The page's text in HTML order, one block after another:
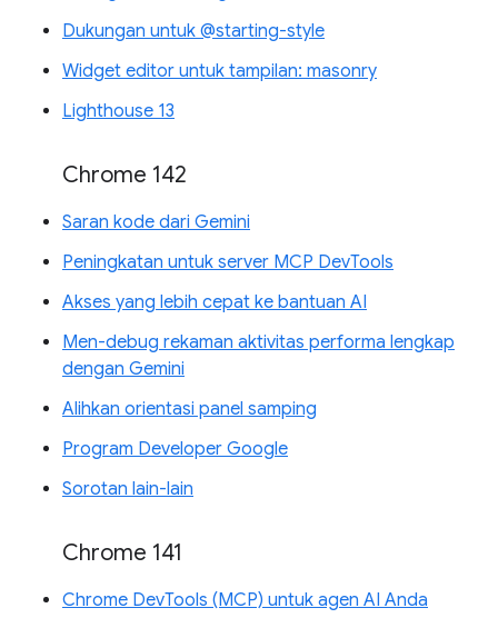
Dukungan untuk @starting-style
Widget editor untuk tampilan: masonry
Lighthouse 13
Chrome 142
Saran kode dari Gemini
Peningkatan untuk server MCP DevTools
Akses yang lebih cepat ke bantuan AI
Men-debug rekaman aktivitas performa lengkap
dengan Gemini
Alihkan orientasi panel samping
Program Developer Google
Sorotan lain-lain
Chrome 141
Chrome DevTools (MCP) untuk agen AI Anda